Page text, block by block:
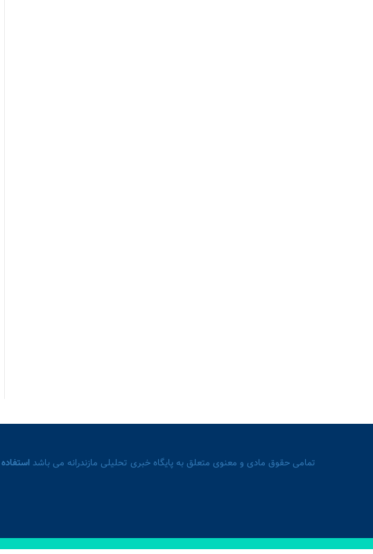
تمامی حقوق مادی و معنوی متعلق به پایگاه خبری تحلیلی مازندرانه می باشد